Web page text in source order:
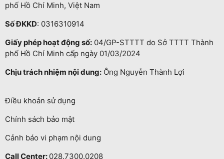
phố Hồ Chí Minh, Việt Nam
Số ĐKKD: 0316310914
Giấy phép hoạt động số: 04/GP-STTTT do Sở TTTT Thành
phố Hồ Chí Minh cấp ngày 01/03/2024
Chịu trách nhiệm nội dung: Ông Nguyễn Thành Lợi
Điều khoản sử dụng
Chính sách bảo mật
Cảnh báo vi phạm nội dung
Call Center: 028.7300.0208